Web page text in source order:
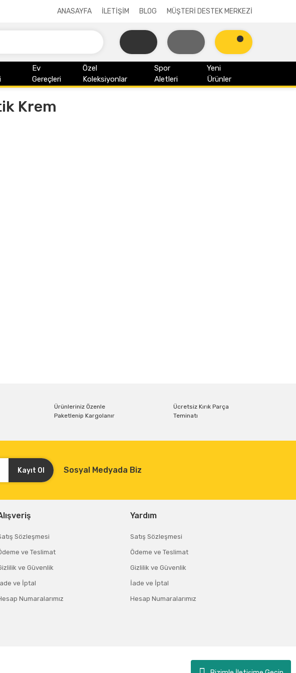
ANASAYFA İLETİŞİM BLOG MÜŞTERİ DESTEK MERKEZİ
Ev
Gereçleri
Özel
Koleksiyonlar
Spor
Aletleri
Yeni
Ürünler
Krem
Ürünleriniz Özenle
Paketlenip Kargolanır
Ücretsiz Kırık Parça
Teminatı
Kayıt Ol Sosyal Medyada Biz
Sözleşmesi
ve Teslimat
ve Güvenlik
ve İptal
Numaralarımız
Yardım
Satış Sözleşmesi
Ödeme ve Teslimat
Gizlilik ve Güvenlik
İade ve İptal
Hesap Numaralarımız